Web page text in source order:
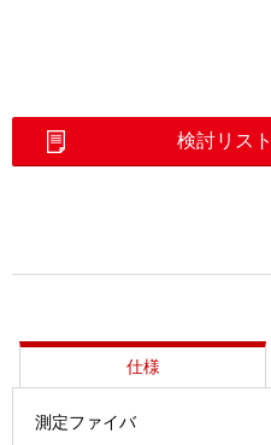
検討リス
仕様
測定ファイバ